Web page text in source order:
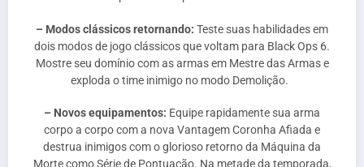
– Modos clássicos retornando: Teste suas habilidades em
dois modos de jogo clássicos que voltam para Black Ops 6.
Mostre seu domínio com as armas em Mestre das Armas e
exploda o time inimigo no modo Demolição.
– Novos equipamentos: Equipe rapidamente sua arma
corpo a corpo com a nova Vantagem Coronha Afiada e
destrua inimigos com o glorioso retorno da Máquina da
Morte como Série de Pontuação. Na metade da temporada,